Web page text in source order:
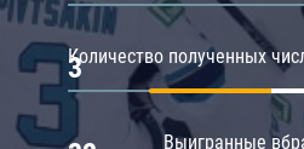
Количество полученных
3
Выигранные